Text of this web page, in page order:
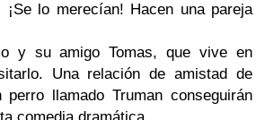
¡Se lo merecían! Hacen una pareja
y su amigo Tomas, que vive en
Una relación de amistad de
llamado Truman conseguirán